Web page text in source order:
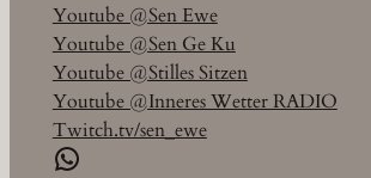
Youtube @Sen Ewe
Youtube @Sen Ge Ku
Youtube @Stilles Sitzen
Youtube @Inneres Wetter RADIO
Twitch.tv/sen_ewe
WhatsApp